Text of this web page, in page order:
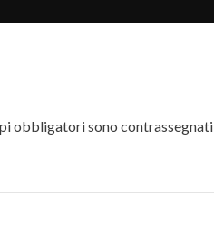
obbligatori sono contrassegnati